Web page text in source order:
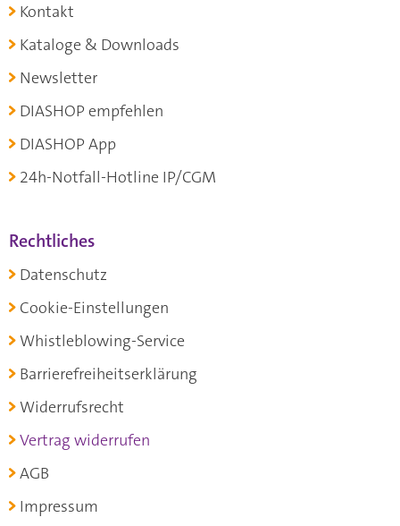
Kontakt
Kataloge & Downloads
Newsletter
DIASHOP empfehlen
DIASHOP App
24h-Notfall-Hotline IP/CGM
Rechtliches
Datenschutz
Cookie-Einstellungen
Whistleblowing-Service
Barrierefreiheitserklärung
Widerrufsrecht
Vertrag widerrufen
AGB
Impressum